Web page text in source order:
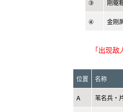
③ 刚躯
④ 金刚
「出现敌
位置 名称
A 苇名兵・